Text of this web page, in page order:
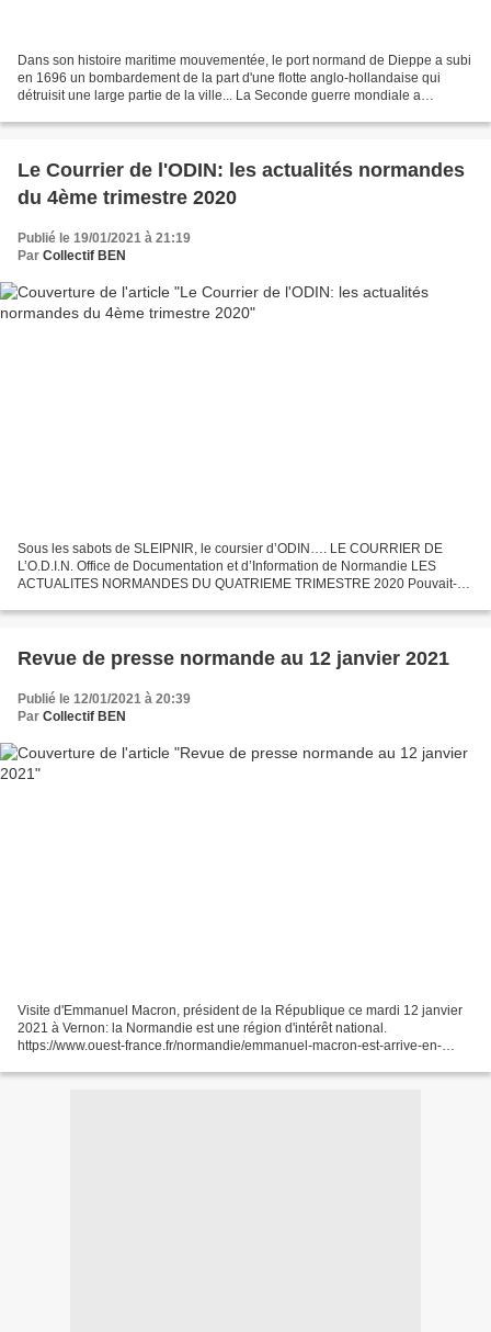
Dans son histoire maritime mouvementée, le port normand de Dieppe a subi
en 1696 un bombardement de la part d'une flotte anglo-hollandaise qui
détruisit une large partie de la ville... La Seconde guerre mondiale a
Le Courrier de l'ODIN: les actualités normandes
du 4ème trimestre 2020
Publié le 19/01/2021 à 21:19
Par Collectif BEN
Sous les sabots de SLEIPNIR, le coursier d’ODIN…. LE COURRIER DE
L’O.D.I.N. Office de Documentation et d’Information de Normandie LES
ACTUALITES NORMANDES DU QUATRIEME TRIMESTRE 2020 Pouvait-on
Revue de presse normande au 12 janvier 2021
Publié le 12/01/2021 à 20:39
Par Collectif BEN
Visite d'Emmanuel Macron, président de la République ce mardi 12 janvier
2021 à Vernon: la Normandie est une région d'intérêt national.
https://www.ouest-france.fr/normandie/emmanuel-macron-est-arrive-en-